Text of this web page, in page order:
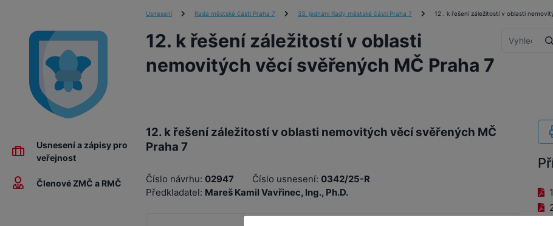
Usnesení a zápisy pro
veřejnost
Členové ZMČ a RMČ
Usnesení Rada městské části Praha 7 33. jednání Rady městské části Praha 7 12 . k řešení záležitostí v oblasti
12. k řešení záležitostí v oblasti
nemovitých věcí svěřených MČ Praha 7
12. k řešení záležitostí v oblasti nemovitých věcí svěřených MČ
Praha 7
Číslo návrhu: 02947 Číslo usnesení: 0342/25-R
Předkladatel: Mareš Kamil Vavřinec, Ing., Ph.D.